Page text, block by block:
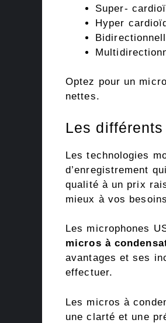
Super-
Hyper
Optez pour un
nettes.
Les
Les technologies
d’enregistrement
qualité à un prix
mieux à vos
Les microphones
micros à
avantages et ses
effectuer.
Les micros à
une clarté et une